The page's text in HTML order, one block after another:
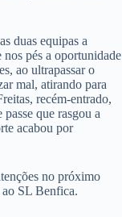
duas equipas a
pés a oportunidade
ao ultrapassar o
mal, atirando para
recém-entrado,
que rasgou a
acabou por
no próximo
SL Benfica.